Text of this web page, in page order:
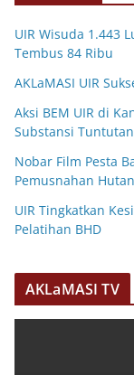
UIR Wisuda 1.443
Tembus 84 Ribu
AKLaMASI UIR
Aksi BEM UIR di
Substansi Tuntutan
Nobar Film Pesta
Pemusnahan
UIR Tingkatkan
Pelatihan BHD
AKLaMASI TV